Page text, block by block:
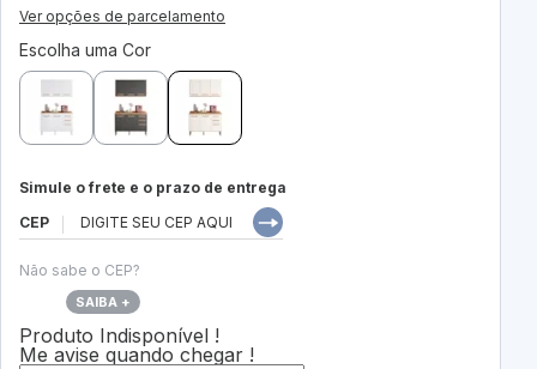
Ver opções de parcelamento
Escolha uma Cor
Simule o frete e o prazo de entrega
CEP
Não sabe o CEP?
SAIBA +
Produto Indisponível !
Me avise quando chegar !